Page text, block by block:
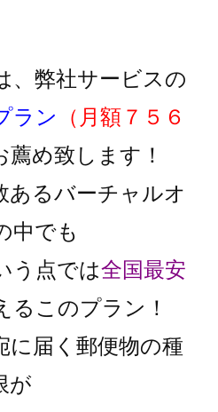
、弊社サービスの
ラン
（月額７５６
薦め致します！
あるバーチャルオ
中でも
う点では全国最安
るこのプラン！
に届く郵便物の種
が